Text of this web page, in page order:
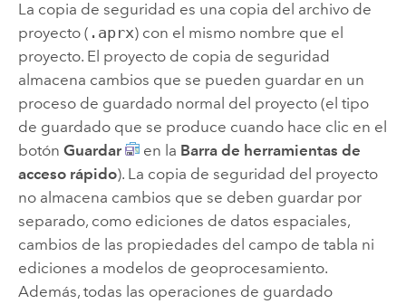
La copia de seguridad es una copia del archivo de
proyecto ( .aprx) con el mismo nombre que el
proyecto. El proyecto de copia de seguridad
almacena cambios que se pueden guardar en un
proceso de guardado normal del proyecto (el tipo
de guardado que se produce cuando hace clic en el
botón Guardar en la Barra de herramientas de
acceso rápido). La copia de seguridad del proyecto
no almacena cambios que se deben guardar por
separado, como ediciones de datos espaciales,
cambios de las propiedades del campo de tabla ni
ediciones a modelos de geoprocesamiento.
Además, todas las operaciones de guardado